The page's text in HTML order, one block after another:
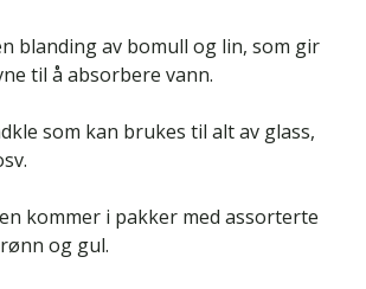
blanding av bomull og lin, som gir
til å absorbere vann.
som kan brukes til alt av glass,
kommer i pakker med assorterte
og gul.